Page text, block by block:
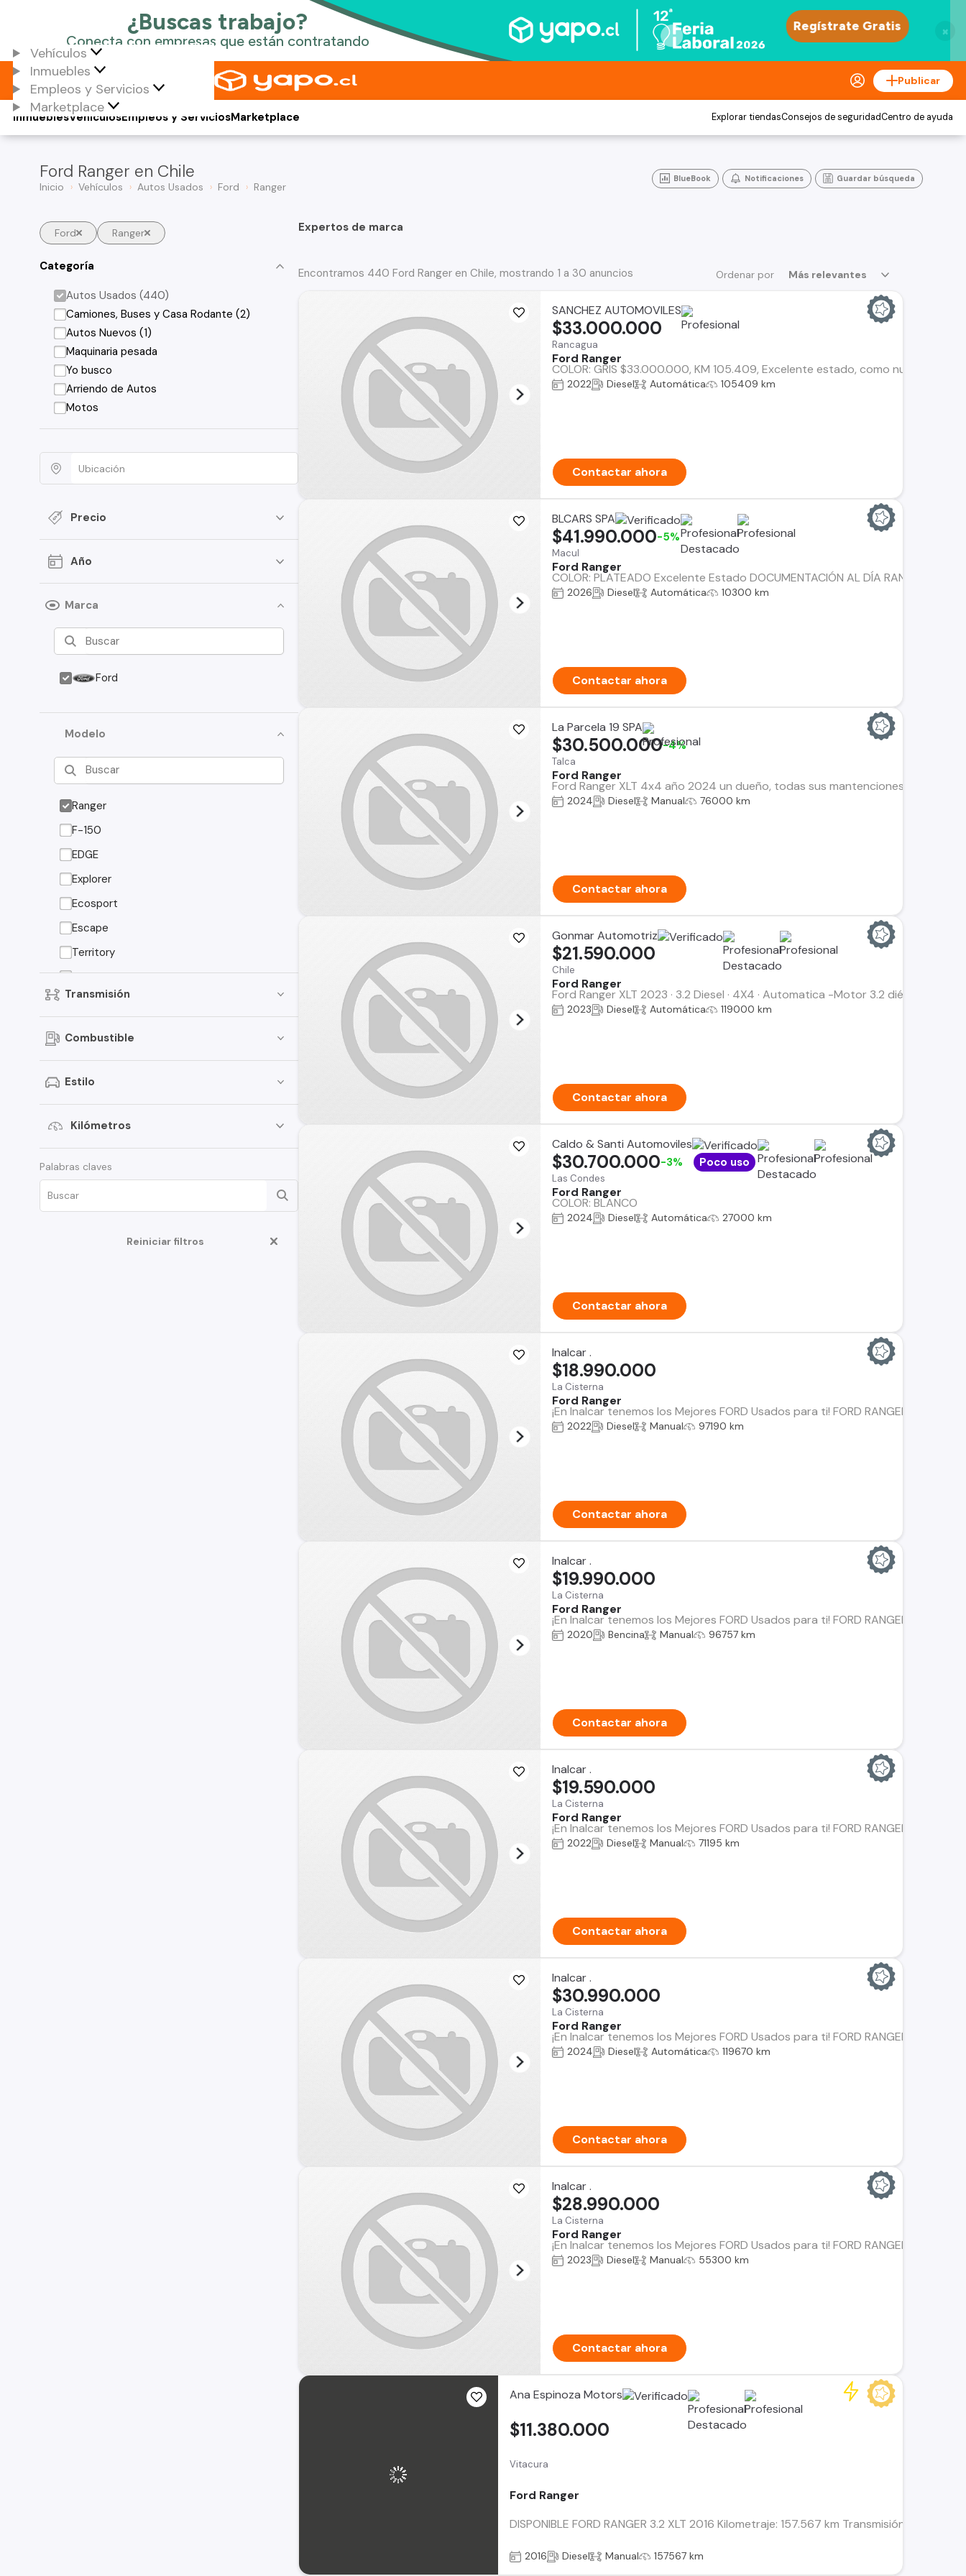
×
Vehículos
Inmuebles
Empleos y Servicios
Marketplace
Publicar
Vehículos
Inmuebles Empleos y ServiciosMarketplace Explorar tiendasConsejos de seguridadCentro de ayuda
Ford Ranger en Chile
Inicio Vehículos Autos Usados Ford Ranger
BlueBook Notificaciones Guardar búsqueda
Ford Ranger
Categoría
Autos Usados (440)
Camiones, Buses y Casa Rodante (2)
Autos Nuevos (1)
Maquinaria pesada
Yo busco
Arriendo de Autos
Motos
Precio
Año
Marca
Ford
Modelo
Ranger
F-150
EDGE
Explorer
Ecosport
Escape
Territory
Fiesta
Focus
Transit Van
Expedition
Maverick
Edge
Fusion
Transmisión
Combustible
Estilo
Kilómetros
Palabras claves
Reiniciar filtros
Expertos de marca
Ordenar por Más relevantes
Encontramos 440 Ford Ranger en Chile, mostrando 1 a 30 anuncios
SANCHEZ AUTOMOVILES
Rancagua
Ford Ranger
COLOR: GRIS $33.000.000, KM 105.409, Excelente estado, como nueva, kit
$33.000.000
2022 Diesel Automática 105409 km
Contactar ahora
BLCARS SPA
Macul
Ford Ranger
COLOR: PLATEADO Excelente Estado DOCUMENTACIÓN AL DÍA RANGER
$41.990.000-5%
2026 Diesel Automática 10300 km
Contactar ahora
La Parcela 19 SPA
Talca
Ford Ranger
Ford Ranger XLT 4x4 año 2024 un dueño, todas sus mantenciones en la
$30.500.000-4%
2024 Diesel Manual 76000 km
Contactar ahora
Gonmar Automotriz
Chile
Ford Ranger
Ford Ranger XLT 2023 · 3.2 Diesel · 4X4 · Automatica -Motor 3.2 diésel -
$21.590.000
2023 Diesel Automática 119000 km
Contactar ahora
Caldo & Santi Automoviles
Las Condes
Ford Ranger
COLOR: BLANCO
$30.700.000-3% Poco uso
2024 Diesel Automática 27000 km
Contactar ahora
Inalcar .
La Cisterna
Ford Ranger
¡En Inalcar tenemos los Mejores FORD Usados para ti! FORD RANGER XLT
$18.990.000
2022 Diesel Manual 97190 km
Contactar ahora
Inalcar .
La Cisterna
Ford Ranger
¡En Inalcar tenemos los Mejores FORD Usados para ti! FORD RANGER 2.5 LT
$19.990.000
2020 Bencina Manual 96757 km
Contactar ahora
Inalcar .
La Cisterna
Ford Ranger
¡En Inalcar tenemos los Mejores FORD Usados para ti! FORD RANGER 3.2 Año:
$19.590.000
2022 Diesel Manual 71195 km
Contactar ahora
Inalcar .
La Cisterna
Ford Ranger
¡En Inalcar tenemos los Mejores FORD Usados para ti! FORD RANGER 2.0
$30.990.000
2024 Diesel Automática 119670 km
Contactar ahora
Inalcar .
La Cisterna
Ford Ranger
¡En Inalcar tenemos los Mejores FORD Usados para ti! FORD RANGER Año:
$28.990.000
2023 Diesel Manual 55300 km
Contactar ahora
Ana Espinoza Motors
Vitacura
Ford Ranger
DISPONIBLE FORD RANGER 3.2 XLT 2016 Kilometraje: 157.567 km Transmisión:
$11.380.000
2016 Diesel Manual 157567 km